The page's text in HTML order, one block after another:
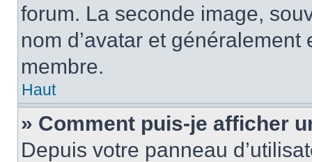
forum. La seconde image,
nom d’avatar et
membre.
Haut
» Comment puis-je afficher
Depuis votre panneau